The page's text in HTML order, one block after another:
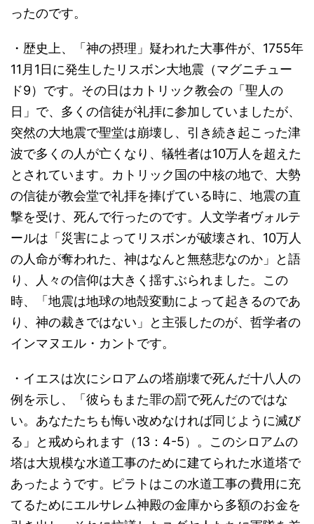
ったのです。
・歴史上、「神の摂理」疑われた大事件が、1755年
11月1日に発生したリスボン大地震（マグニチュー
ド9）です。その日はカトリック教会の「聖人の
日」で、多くの信徒が礼拝に参加していましたが、
突然の大地震で聖堂は崩壊し、引き続き起こった津
波で多くの人が亡くなり、犠牲者は10万人を超えた
とされています。カトリック国の中核の地で、大勢
の信徒が教会堂で礼拝を捧げている時に、地震の直
撃を受け、死んで行ったのです。人文学者ヴォルテ
ールは「災害によってリスボンが破壊され、10万人
の人命が奪われた、神はなんと無慈悲なのか」と語
り、人々の信仰は大きく揺すぶられました。この
時、「地震は地球の地殻変動によって起きるのであ
り、神の裁きではない」と主張したのが、哲学者の
インマヌエル・カントです。
・イエスは次にシロアムの塔崩壊で死んだ十八人の
例を示し、「彼らもまた罪の罰で死んだのではな
い。あなたたちも悔い改めなければ同じように滅び
る」と戒められます（13：4-5）。このシロアムの
塔は大規模な水道工事のために建てられた水道塔で
あったようです。ピラトはこの水道工事の費用に充
てるためにエルサレム神殿の金庫から多額のお金を